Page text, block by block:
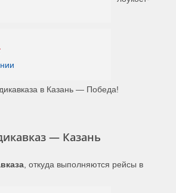
в Казань — Победа!
— Казань
, откуда выполняются рейсы в